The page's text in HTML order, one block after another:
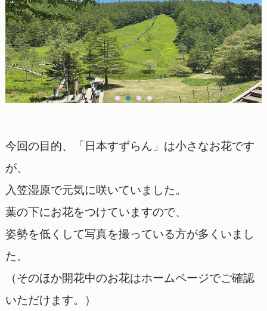
今回の目的、「日本すずらん」は小さなお花です
が、
入笠湿原で元気に咲いていました。
葉の下にお花をつけていますので、
姿勢を低くして写真を撮っている方が多くいまし
た。
（そのほか開花中のお花はホームページでご確認
いただけます。）